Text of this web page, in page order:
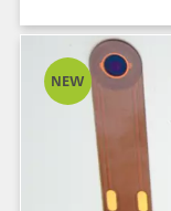
Für das erste
verwendet,
die
(EIS)
NEW